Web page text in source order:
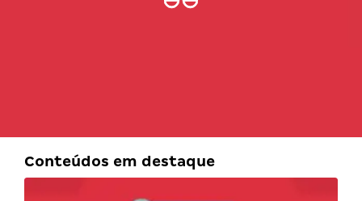
Conteúdos em destaque